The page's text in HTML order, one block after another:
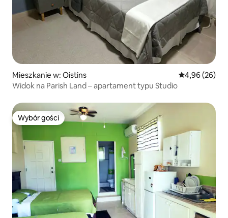
Mieszkanie w: Oistins Średnia
4,96 (26)
Widok na Parish Land – apartament typu Studio
Wybór gości
Wybór gości